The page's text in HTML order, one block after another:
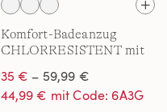
Komfort-Badeanzug
CHLORRESISTENT mit
35 € – 59,99 €
44,99 € mit Code: 6A3G